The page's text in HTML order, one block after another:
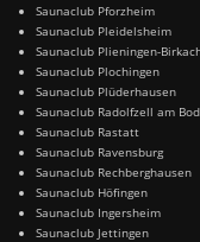
Saunaclub Pforzheim
Saunaclub Pleidelsheim
Saunaclub Plieningen-
Saunaclub Plochingen
Saunaclub Plüderhausen
Saunaclub Radolfzell am
Saunaclub Rastatt
Saunaclub Ravensburg
Saunaclub Rechberghausen
Saunaclub Höfingen
Saunaclub Ingersheim
Saunaclub Jettingen